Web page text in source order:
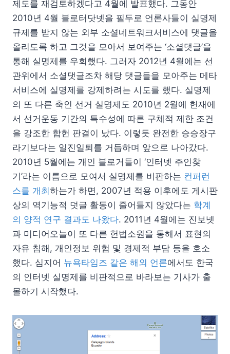
제도를 재검토하겠다고 4월에 발표했다. 그동안
2010년 4월 블로터닷넷을 필두로 언론사들이 실명제
규제를 받지 않는 외부 소셜네트워크서비스에 댓글을
올리도록 하고 그것을 모아서 보여주는 ‘소셜댓글’을
통해 실명제를 우회했다. 그러자 2012년 4월에는 선
관위에서 소셜댓글조차 해당 댓글들을 모아주는 메타
서비스에 실명제를 강제하려는 시도를 했다. 실명제
의 또 다른 축인 선거 실명제도 2010년 2월에 헌재에
서 선거운동 기간의 특수성에 따른 구체적 제한 조건
을 강조한 합헌 판결이 났다. 이렇듯 완전한 승승장구
라기보다는 일진일퇴를 거듭하며 앞으로 나아갔다.
2010년 5월에는 개인 블로거들이 ‘인터넷 주인찾
기’라는 이름으로 모여서 실명제를 비판하는 컨퍼런
스를 개최하는가 하면, 2007년 적용 이후에도 게시판
상의 역기능적 덧글 활동이 줄어들지 않았다는 학계
의 양적 연구 결과도 나왔다. 2011년 4월에는 진보넷
과 미디어오늘이 또 다른 헌법소원을 통해서 표현의
자유 침해, 개인정보 위험 및 경제적 부담 등을 호소
했다. 심지어 뉴욕타임즈 같은 해외 언론에서도 한국
의 인터넷 실명제를 비판적으로 바라보는 기사가 출
몰하기 시작했다.